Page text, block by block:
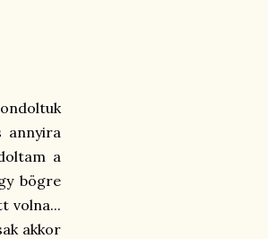
annyira
a
bögre
volna...
akkor